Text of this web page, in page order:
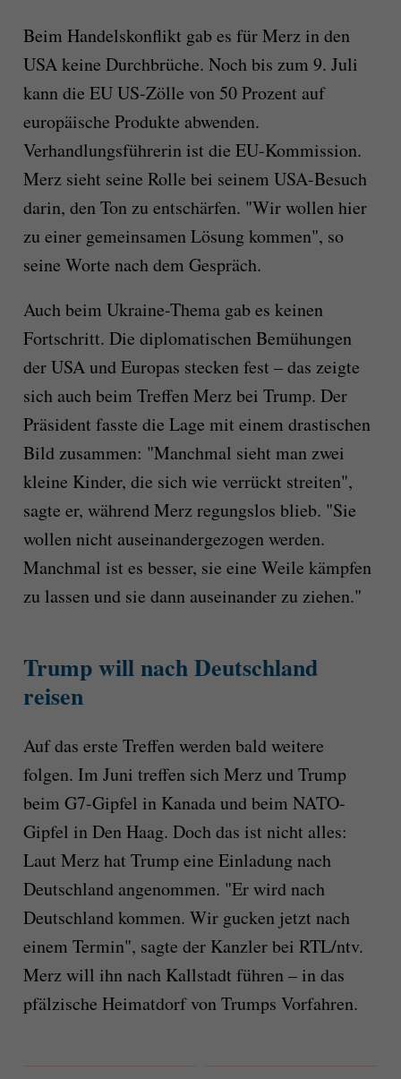
Beim Handelskonflikt gab es für Merz in den
USA keine Durchbrüche. Noch bis zum 9. Juli
kann die EU US-Zölle von 50 Prozent auf
europäische Produkte abwenden.
Verhandlungsführerin ist die EU-Kommission.
Merz sieht seine Rolle bei seinem USA-Besuch
darin, den Ton zu entschärfen. "Wir wollen hier
zu einer gemeinsamen Lösung kommen", so
seine Worte nach dem Gespräch.
Auch beim Ukraine-Thema gab es keinen
Fortschritt. Die diplomatischen Bemühungen
der USA und Europas stecken fest – das zeigte
sich auch beim Treffen Merz bei Trump. Der
Präsident fasste die Lage mit einem drastischen
Bild zusammen: "Manchmal sieht man zwei
kleine Kinder, die sich wie verrückt streiten",
sagte er, während Merz regungslos blieb. "Sie
wollen nicht auseinandergezogen werden.
Manchmal ist es besser, sie eine Weile kämpfen
zu lassen und sie dann auseinander zu ziehen."
Trump will nach Deutschland
reisen
Auf das erste Treffen werden bald weitere
folgen. Im Juni treffen sich Merz und Trump
beim G7-Gipfel in Kanada und beim NATO-
Gipfel in Den Haag. Doch das ist nicht alles:
Laut Merz hat Trump eine Einladung nach
Deutschland angenommen. "Er wird nach
Deutschland kommen. Wir gucken jetzt nach
einem Termin", sagte der Kanzler bei RTL/ntv.
Merz will ihn nach Kallstadt führen – in das
pfälzische Heimatdorf von Trumps Vorfahren.